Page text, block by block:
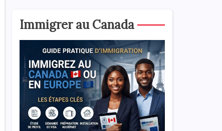
Immigrer au Canada